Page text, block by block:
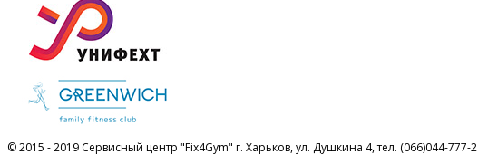
© 2015 - 2019 Сервисный центр "Fix4Gym" г. Харьков, ул. Душкина 4, тел. (066)044-777-2